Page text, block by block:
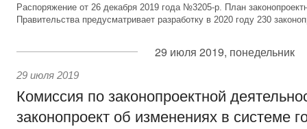
Распоряжение от 26 декабря 2019 года №3205-р. План
Правительства предусматривает разработку в 2020 году 230
29 июля 2019, понедельник
29 июля 2019
Комиссия по законопроектной
законопроект об изменениях в системе